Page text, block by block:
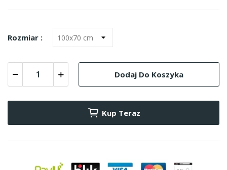
Rozmiar :
Dodaj Do Koszyka
Kup Teraz